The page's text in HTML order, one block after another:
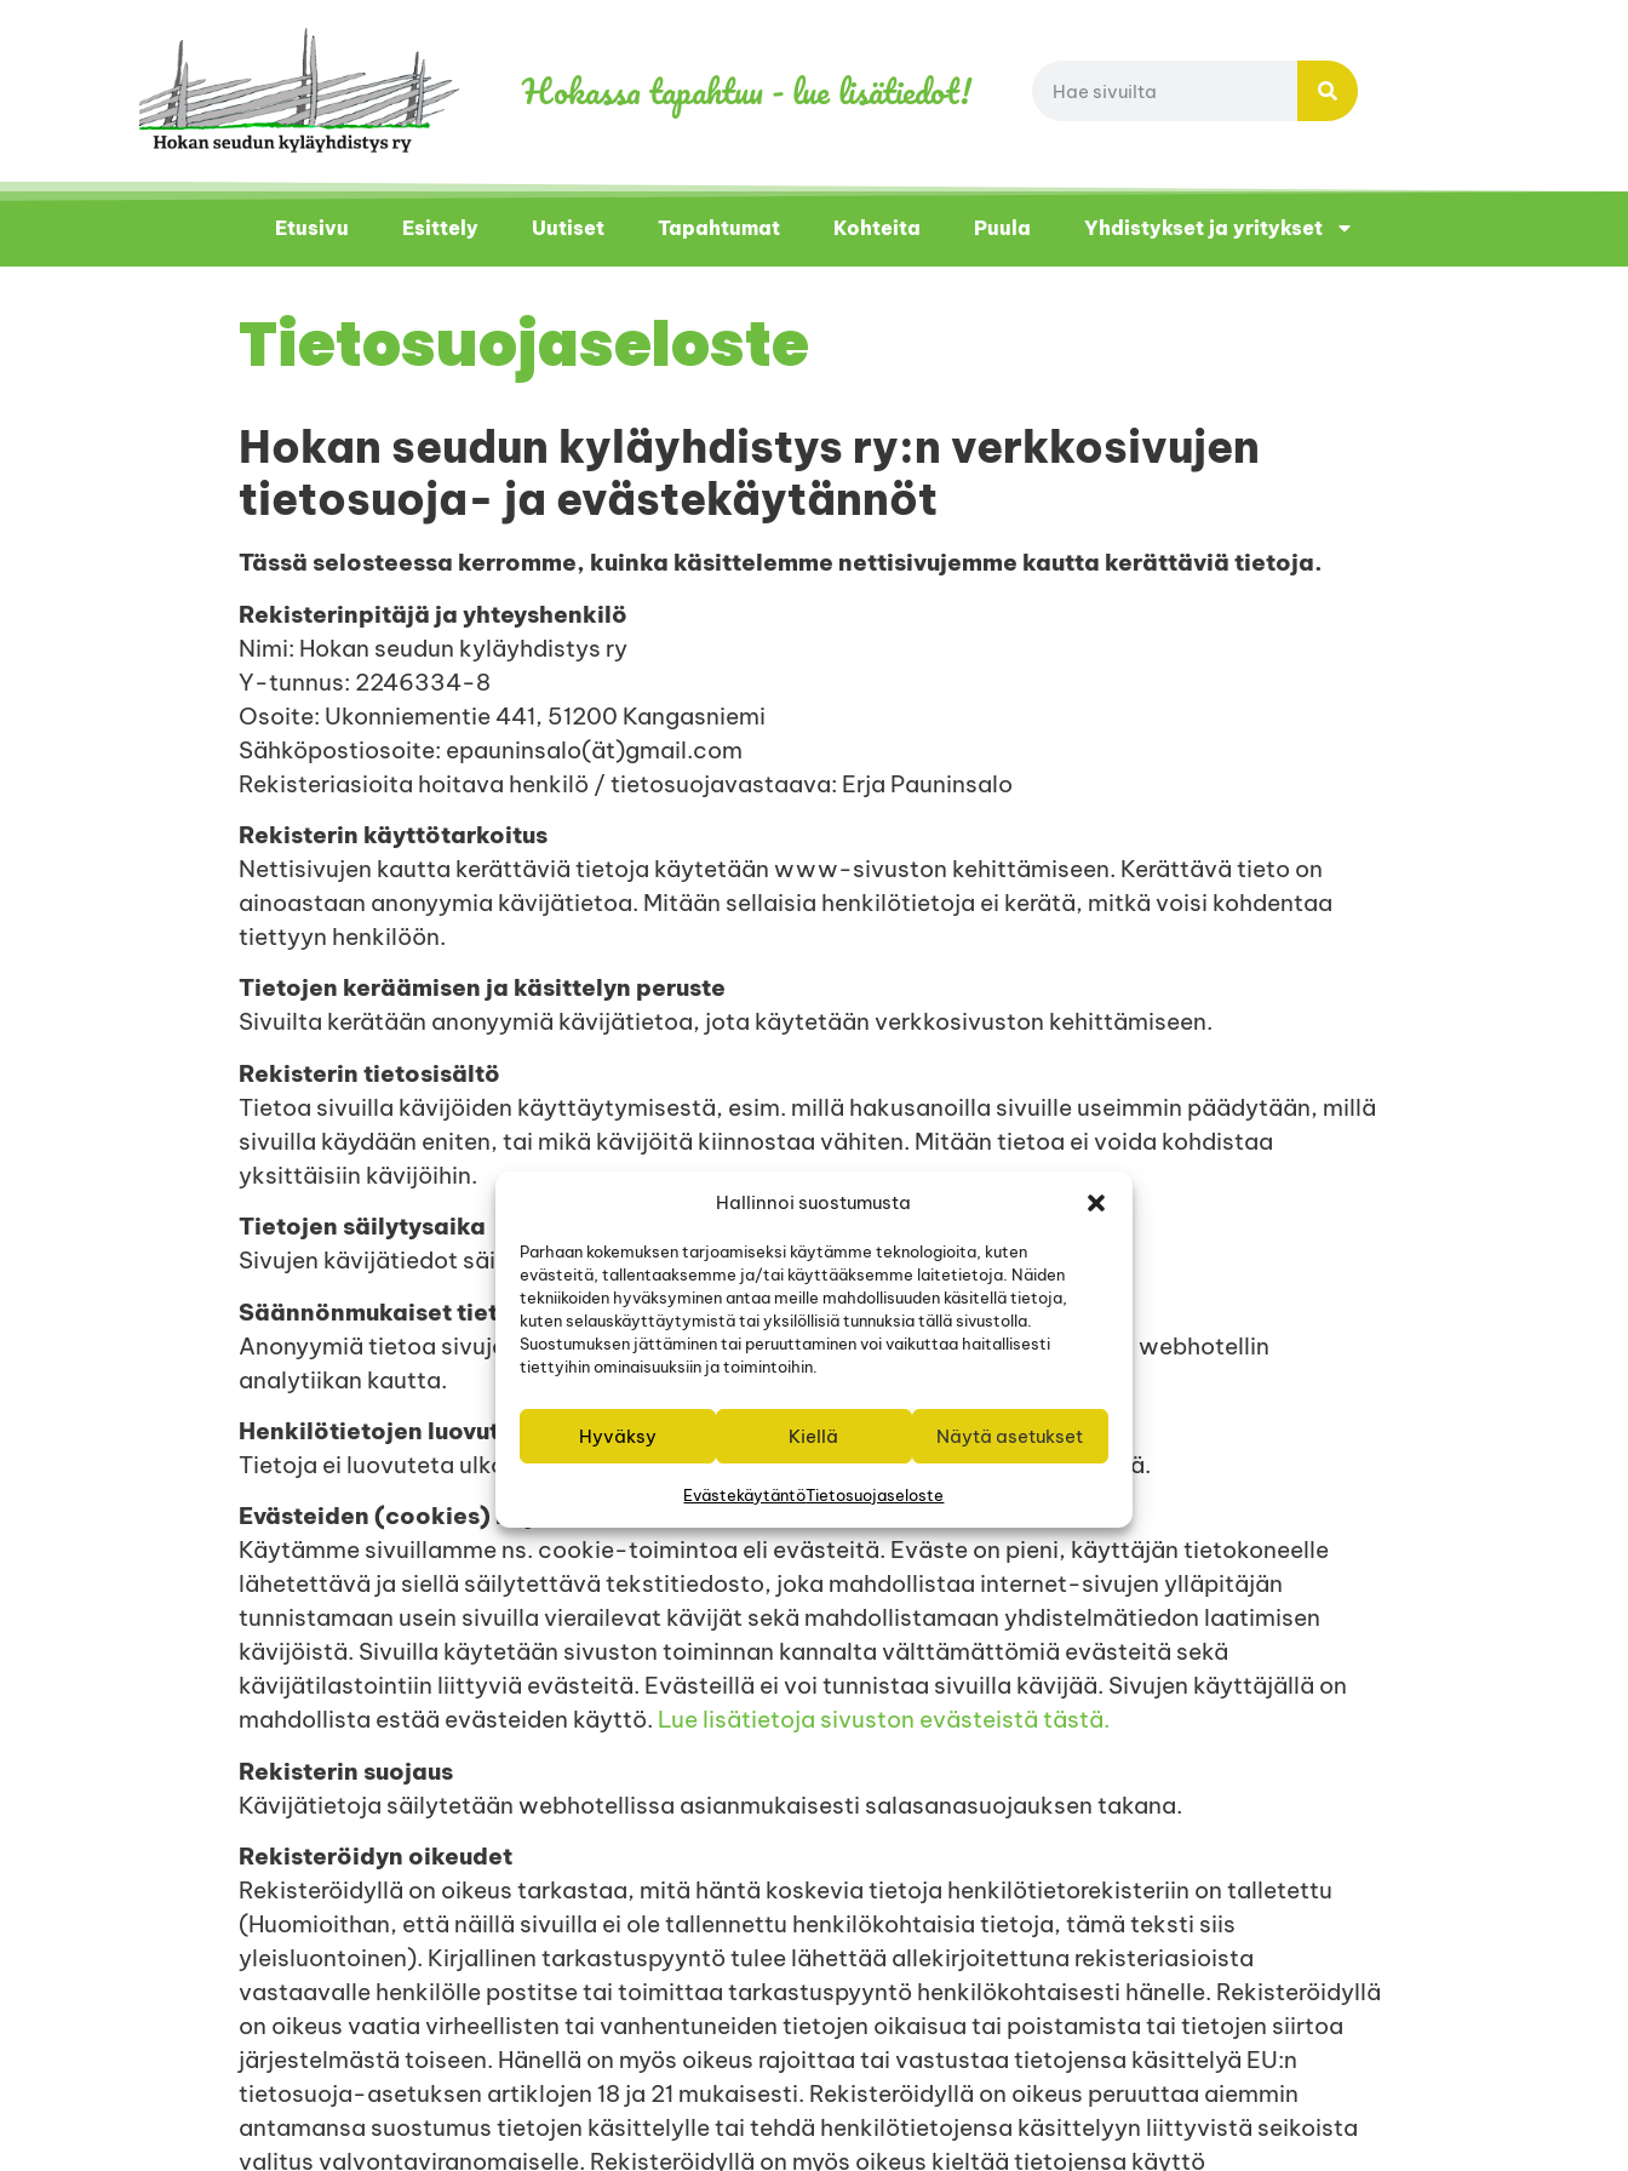
Hallinnoi suostumusta
Parhaan kokemuksen tarjoamiseksi käytämme teknologioita, kuten
evästeitä, tallentaaksemme ja/tai käyttääksemme laitetietoja. Näiden
tekniikoiden hyväksyminen antaa meille mahdollisuuden käsitellä tietoja,
kuten selauskäyttäytymistä tai yksilöllisiä tunnuksia tällä sivustolla.
Suostumuksen jättäminen tai peruuttaminen voi vaikuttaa haitallisesti
tiettyihin ominaisuuksiin ja toimintoihin.
Hyväksy Kiellä Näytä asetukset
EvästekäytäntöTietosuojaseloste
Hokassa tapahtuu - lue lisätiedot!
Etusivu Esittely Uutiset Tapahtumat Kohteita Puula Yhdistykset ja yritykset
Tietosuojaseloste
Hokan seudun kyläyhdistys ry:n verkkosivujen
tietosuoja- ja evästekäytännöt
Tässä selosteessa kerromme, kuinka käsittelemme nettisivujemme kautta kerättäviä tietoja.
Rekisterinpitäjä ja yhteyshenkilö
Nimi: Hokan seudun kyläyhdistys ry
Y-tunnus: 2246334-8
Osoite: Ukonniementie 441, 51200 Kangasniemi
Sähköpostiosoite: epauninsalo(ät)gmail.com
Rekisteriasioita hoitava henkilö / tietosuojavastaava: Erja Pauninsalo
Rekisterin käyttötarkoitus
Nettisivujen kautta kerättäviä tietoja käytetään www-sivuston kehittämiseen. Kerättävä tieto on
ainoastaan anonyymia kävijätietoa. Mitään sellaisia henkilötietoja ei kerätä, mitkä voisi kohdentaa
tiettyyn henkilöön.
Tietojen keräämisen ja käsittelyn peruste
Sivuilta kerätään anonyymiä kävijätietoa, jota käytetään verkkosivuston kehittämiseen.
Rekisterin tietosisältö
Tietoa sivuilla kävijöiden käyttäytymisestä, esim. millä hakusanoilla sivuille useimmin päädytään, millä
sivuilla käydään eniten, tai mikä kävijöitä kiinnostaa vähiten. Mitään tietoa ei voida kohdistaa
yksittäisiin kävijöihin.
Tietojen säilytysaika
Sivujen kävijätiedot säilyvät palvelimen tilastoissa useiden vuosien ajan.
Säännönmukaiset tietolähteet
Anonyymiä tietoa sivujen kävijöistä (esim. millä sivuilla eniten käydään) kerätään webhotellin
analytiikan kautta.
Henkilötietojen luovuttaminen ja suojaus
Tietoja ei luovuteta ulkopuolisille. Henkilötietoja ei ylipäätään näillä sivuilla kerätä.
Evästeiden (cookies) käyttö
Käytämme sivuillamme ns. cookie-toimintoa eli evästeitä. Eväste on pieni, käyttäjän tietokoneelle
lähetettävä ja siellä säilytettävä tekstitiedosto, joka mahdollistaa internet-sivujen ylläpitäjän
tunnistamaan usein sivuilla vierailevat kävijät sekä mahdollistamaan yhdistelmätiedon laatimisen
kävijöistä. Sivuilla käytetään sivuston toiminnan kannalta välttämättömiä evästeitä sekä
kävijätilastointiin liittyviä evästeitä. Evästeillä ei voi tunnistaa sivuilla kävijää. Sivujen käyttäjällä on
mahdollista estää evästeiden käyttö. Lue lisätietoja sivuston evästeistä tästä.
Rekisterin suojaus
Kävijätietoja säilytetään webhotellissa asianmukaisesti salasanasuojauksen takana.
Rekisteröidyn oikeudet
Rekisteröidyllä on oikeus tarkastaa, mitä häntä koskevia tietoja henkilötietorekisteriin on talletettu
(Huomioithan, että näillä sivuilla ei ole tallennettu henkilökohtaisia tietoja, tämä teksti siis
yleisluontoinen). Kirjallinen tarkastuspyyntö tulee lähettää allekirjoitettuna rekisteriasioista
vastaavalle henkilölle postitse tai toimittaa tarkastuspyyntö henkilökohtaisesti hänelle. Rekisteröidyllä
on oikeus vaatia virheellisten tai vanhentuneiden tietojen oikaisua tai poistamista tai tietojen siirtoa
järjestelmästä toiseen. Hänellä on myös oikeus rajoittaa tai vastustaa tietojensa käsittelyä EU:n
tietosuoja-asetuksen artiklojen 18 ja 21 mukaisesti. Rekisteröidyllä on oikeus peruuttaa aiemmin
antamansa suostumus tietojen käsittelylle tai tehdä henkilötietojensa käsittelyyn liittyvistä seikoista
valitus valvontaviranomaiselle. Rekisteröidyllä on myös oikeus kieltää tietojensa käyttö